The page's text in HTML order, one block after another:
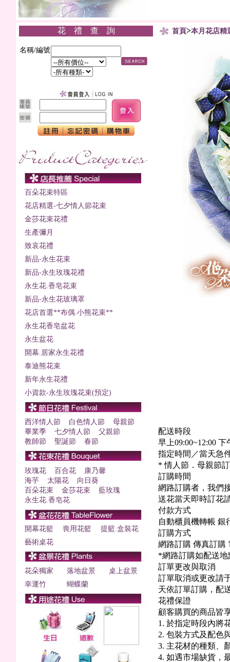
花 禮 查 詢
名稱/編號
首頁>本月花店精
配送時段
早上09:00~12:00 下
指定時間／當天急
* 情人節．母親節
訂購時間
網路訂購者，我們
送花當天即時訂花
付款方式
自動櫃員機轉帳 銀
訂購方式
網路訂購 傳真訂購
*網路訂購如配送
訂單更改與取消
訂單取消或更改請
天依訂單訂購，配
花禮保證
顧客購買的商品皆
1. 於指定時段內將
2. 包裝方式及配色
3. 主花材的種類、
4. 如遇市場缺貨，
百朵花束特區
花店精選-七夕情人節花束
金莎花束花禮
生產彌月
致哀花禮
新品-永生花束
新品-永生玫瑰花禮
永生花.香皂花束
新品-永生花玻璃罩
花店首選**布偶.小熊花束**
永生花香皂盆花
永生盆花
開幕.居家永生花禮
泰迪熊花束
新年永生花禮
小資款-永生玫瑰花束(預定)
西洋情人節 白色情人節
母親節
畢業季
七夕情人節
父親節
教師節
聖誕節 春節
玫瑰花 百合花
康乃馨
海芋
太陽花
向日葵
百朵花束
金莎花束
藍玫瑰
永生花.香皂花
開幕花籃 喪用花籃
提籃.盒裝花
藝術桌花
花朵獨家 落地盆景
桌上盆景
幸運竹
蝴蝶蘭